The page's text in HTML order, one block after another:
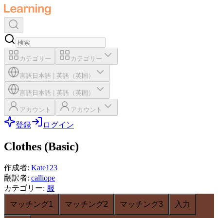
カテゴリー カテゴリー
言語 日本語 英語（英国）
言語 日本語 英語（英国）
アカウント アカウント
登録 ログイン
Clothes (Basic)
作成者: Kate123
翻訳者: calliope
カテゴリー: 服
マッチング1
マッチング2 マッチング3 入力